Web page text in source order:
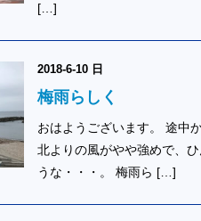
[…]
2018-6-10 日
梅雨らしく
おはようございます。 途中
北よりの風がやや強めで、
うな・・・。 梅雨ら […]